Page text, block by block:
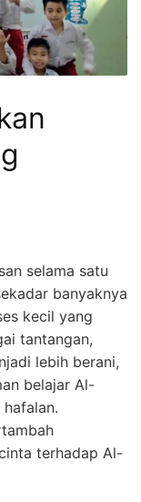
selama satu
banyaknya
kecil yang
tantangan,
lebih berani,
belajar Al-
hafalan.
terhadap Al-